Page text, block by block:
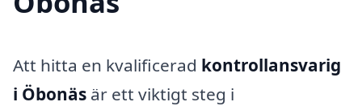
Att hitta en kvalificerad kontrollansvarig
i Öbonäs är ett viktigt steg i